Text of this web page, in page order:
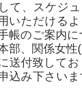
て、スケジ
いただける
帳のご案内に
部、関係女
送付致して
込み下さい